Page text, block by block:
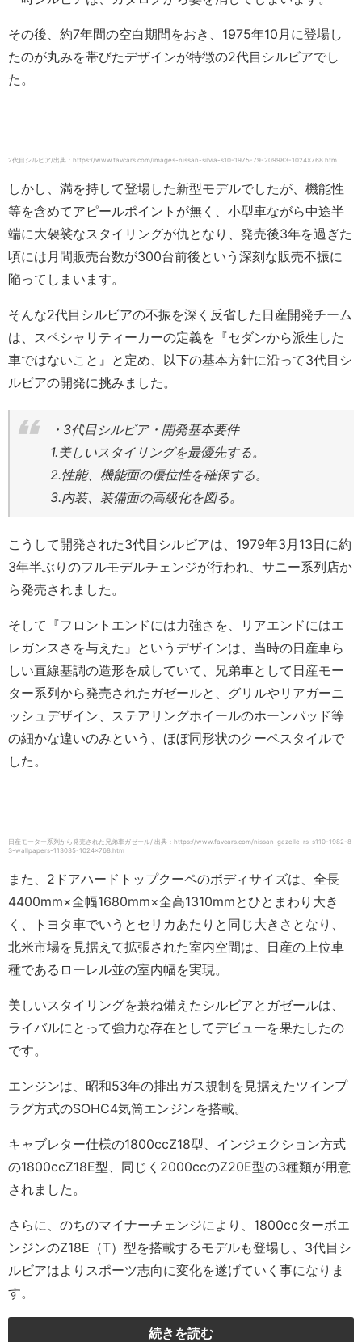
その後、約7年間の空白期間をおき、1975年10月に登場し
たのが丸みを帯びたデザインが特徴の2代目シルビアでし
た。
2代目シルビア/出典：https://www.favcars.com/images-nissan-silvia-s10-1975-79-209983-1024×768.htm
しかし、満を持して登場した新型モデルでしたが、機能性
等を含めてアピールポイントが無く、小型車ながら中途半
端に大袈裟なスタイリングが仇となり、発売後3年を過ぎた
頃には月間販売台数が300台前後という深刻な販売不振に
陥ってしまいます。
そんな2代目シルビアの不振を深く反省した日産開発チーム
は、スペシャリティーカーの定義を『セダンから派生した
車ではないこと』と定め、以下の基本方針に沿って3代目シ
ルビアの開発に挑みました。
・3代目シルビア・開発基本要件
1.美しいスタイリングを最優先する。
2.性能、機能面の優位性を確保する。
3.内装、装備面の高級化を図る。
こうして開発された3代目シルビアは、1979年3月13日に約
3年半ぶりのフルモデルチェンジが行われ、サニー系列店か
ら発売されました。
そして『フロントエンドには力強さを、リアエンドにはエ
レガンスさを与えた』というデザインは、当時の日産車ら
しい直線基調の造形を成していて、兄弟車として日産モー
ター系列から発売されたガゼールと、グリルやリアガーニ
ッシュデザイン、ステアリングホイールのホーンパッド等
の細かな違いのみという、ほぼ同形状のクーペスタイルで
した。
日産モーター系列から発売された兄弟車ガゼール/ 出典：https://www.favcars.com/nissan-gazelle-rs-s110-1982-8
3-wallpapers-113035-1024×768.htm
また、2ドアハードトップクーペのボディサイズは、全長
4400mm×全幅1680mm×全高1310mmとひとまわり大き
く、トヨタ車でいうとセリカあたりと同じ大きさとなり、
北米市場を見据えて拡張された室内空間は、日産の上位車
種であるローレル並の室内幅を実現。
美しいスタイリングを兼ね備えたシルビアとガゼールは、
ライバルにとって強力な存在としてデビューを果たしたの
です。
エンジンは、昭和53年の排出ガス規制を見据えたツインプ
ラグ方式のSOHC4気筒エンジンを搭載。
キャブレター仕様の1800ccZ18型、インジェクション方式
の1800ccZ18E型、同じく2000ccのZ20E型の3種類が用意
されました。
さらに、のちのマイナーチェンジにより、1800ccターボエ
ンジンのZ18E（T）型を搭載するモデルも登場し、3代目シ
ルビアはよりスポーツ志向に変化を遂げていく事になりま
す。
続きを読む